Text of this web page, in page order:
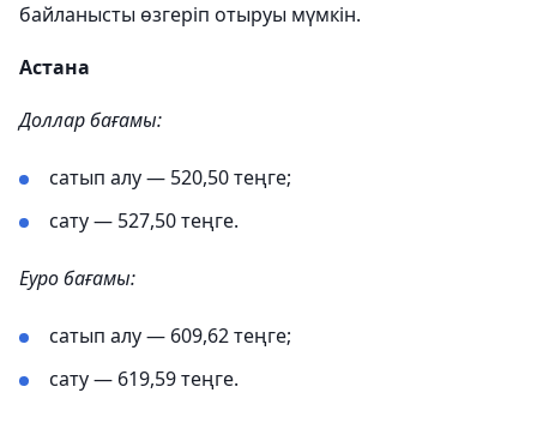
байланысты өзгеріп отыруы мүмкін.
Астана
Доллар бағамы:
сатып алу — 520,50 теңге;
сату — 527,50 теңге.
Еуро бағамы:
сатып алу — 609,62 теңге;
сату — 619,59 теңге.